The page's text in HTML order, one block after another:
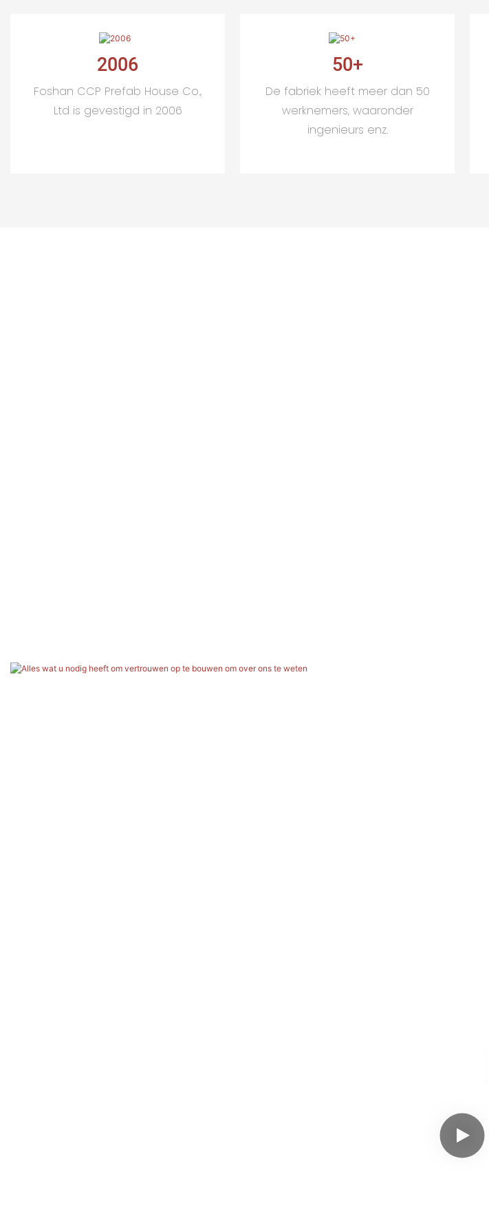
2006
Foshan CCP Prefab House Co.,
Ltd is gevestigd in 2006
50+
De fabriek heeft meer dan 50
werknemers, waaronder
ingenieurs enz.